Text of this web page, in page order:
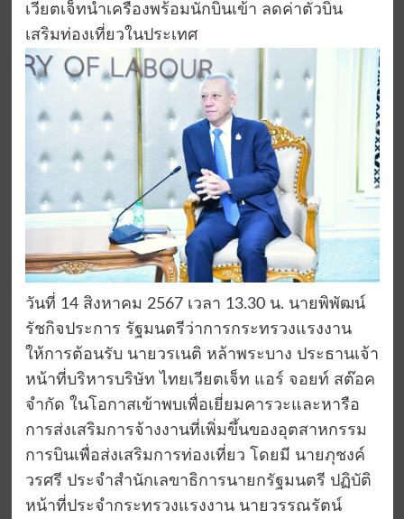
เวียตเจ็ทนำเครื่องพร้อมนักบินเข้า ลดค่าตั๋วบิน
เสริมท่องเที่ยวในประเทศ
วันที่ 14 สิงหาคม 2567 เวลา 13.30 น. นายพิพัฒน์
รัชกิจประการ รัฐมนตรีว่าการกระทรวงแรงงาน
ให้การต้อนรับ นายวรเนติ หล้าพระบาง ประธานเจ้า
หน้าที่บริหารบริษัท ไทยเวียตเจ็ท แอร์ จอยท์ สต๊อค
จำกัด ในโอกาสเข้าพบเพื่อเยี่ยมคารวะและหารือ
การส่งเสริมการจ้างงานที่เพิ่มขึ้นของอุตสาหกรรม
การบินเพื่อส่งเสริมการท่องเที่ยว โดยมี นายภุชงค์
วรศรี ประจำสำนักเลขาธิการนายกรัฐมนตรี ปฏิบัติ
หน้าที่ประจำกระทรวงแรงงาน นายวรรณรัตน์